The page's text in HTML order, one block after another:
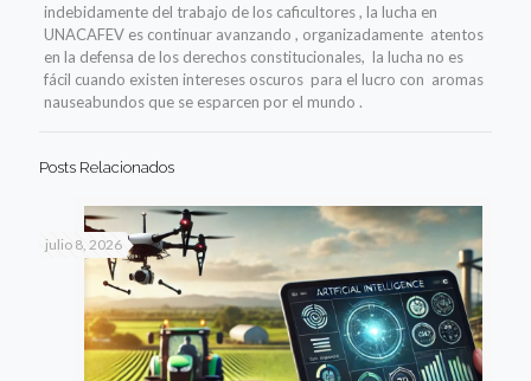
indebidamente del trabajo de los caficultores , la lucha en
UNACAFEV es continuar avanzando , organizadamente atentos
en la defensa de los derechos constitucionales, la lucha no es
fácil cuando existen intereses oscuros para el lucro con aromas
nauseabundos que se esparcen por el mundo .
Posts Relacionados
julio 8, 2026